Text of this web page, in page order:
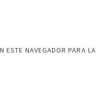
ESTE NAVEGADOR PARA LA